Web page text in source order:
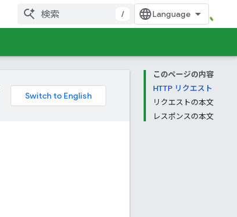
/
このページの内容
HTTP リクエスト
リクエストの本文
レスポンスの本文